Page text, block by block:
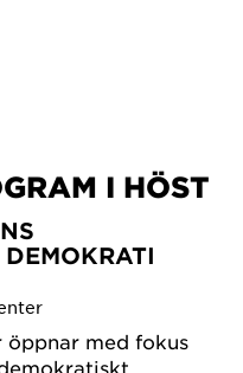
I HÖST
med fokus